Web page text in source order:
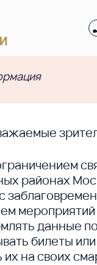
районах
мероприятий
данные
билеты или
их на своих